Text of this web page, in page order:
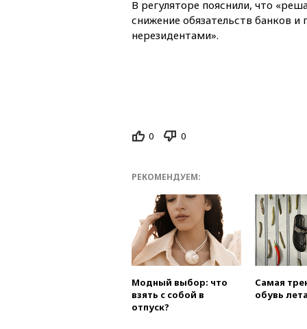
В регуляторе пояснили, что
снижение обязательств банков и
нерезидентами».
0 0
РЕКОМЕНДУЕМ:
Модный выбор: что
взять с собой в
отпуск?
Самая
обувь